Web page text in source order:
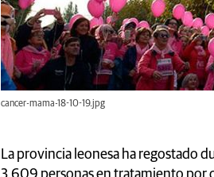
cancer-mama-18-10-19.jpg
La provincia leonesa ha regostado